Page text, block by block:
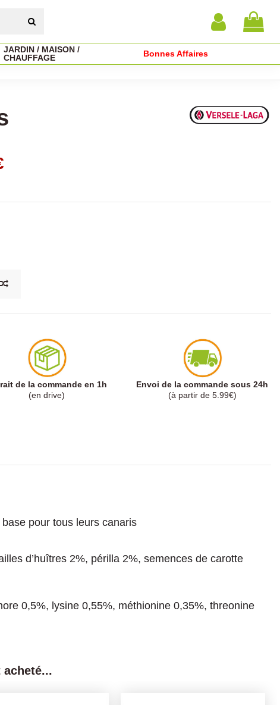
JARDIN / MAISON /
CHAUFFAGE
Bonnes Affaires
de la commande en 1h
(en drive)
Envoi de la commande sous 24h
(à partir de 5.99€)
pour tous leurs canaris
d’huîtres 2%, périlla 2%, semences de carotte
0,5%, lysine 0,55%, méthionine 0,35%, threonine